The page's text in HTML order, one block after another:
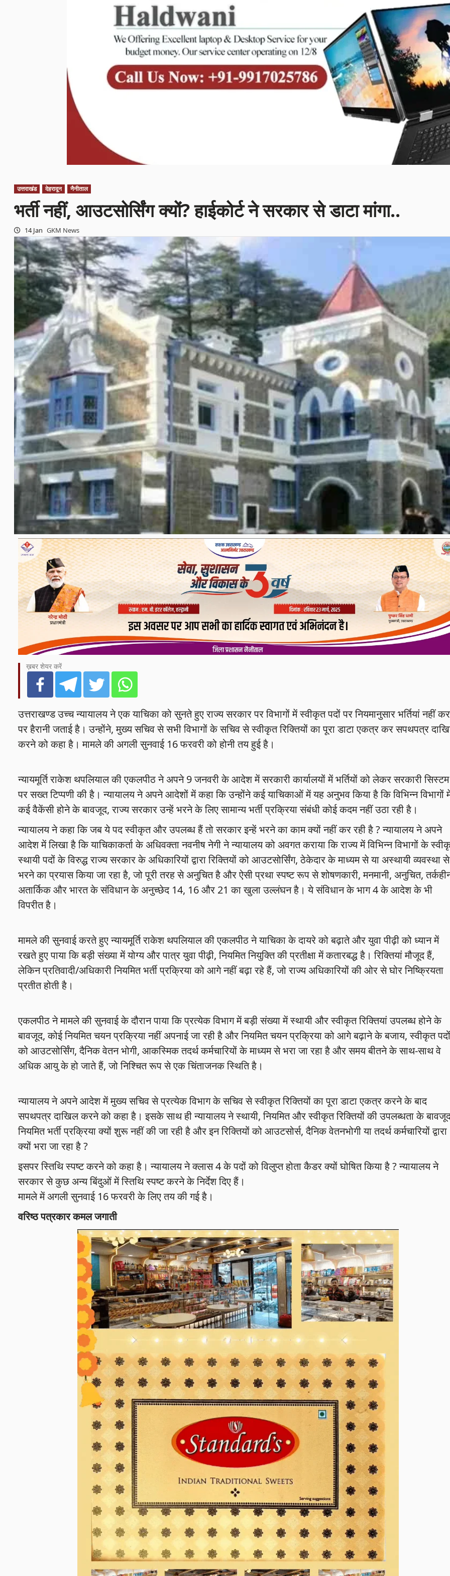
उत्तराखंड देहरादून नैनीताल
भर्ती नहीं, आउटसोर्सिंग क्यों? हाईकोर्ट ने सरकार से डाटा मांगा..
14 Jan GKM News
ख़बर शेयर करें
उत्तराखण्ड उच्च न्यायालय ने एक याचिका को सुनते हुए राज्य सरकार पर विभागों में स्वीकृत पदों पर नियमानुसार भर्तियां नहीं
पर हैरानी जताई है। उन्होंने, मुख्य सचिव से सभी विभागों के सचिव से स्वीकृत रिक्तियों का पूरा डाटा एकत्र कर सपथपत्र
करने को कहा है। मामले की अगली सुनवाई 16 फरवरी को होनी तय हुई है।
न्यायमूर्ति राकेश थपलियाल की एकलपीठ ने अपने 9 जनवरी के आदेश में सरकारी कार्यालयों में भर्तियों को लेकर सरकारी सिस्टम
पर सख्त टिप्पणी की है। न्यायालय ने अपने आदेशों में कहा कि उन्होंने कई याचिकाओं में यह अनुभव किया है कि विभिन्न विभागों
कई वैकेंसी होने के बावजूद, राज्य सरकार उन्हें भरने के लिए सामान्य भर्ती प्रक्रिया संबंधी कोई कदम नहीं उठा रही है।
न्यायालय ने कहा कि जब ये पद स्वीकृत और उपलब्ध हैं तो सरकार इन्हें भरने का काम क्यों नहीं कर रही है ? न्यायालय ने अपने
आदेश में लिखा है कि याचिकाकर्ता के अधिवक्ता नवनीष नेगी ने न्यायालय को अवगत कराया कि राज्य में विभिन्न विभागों के
स्थायी पदों के विरुद्ध राज्य सरकार के अधिकारियों द्वारा रिक्तियों को आउटसोर्सिंग, ठेकेदार के माध्यम से या अस्थायी व्यवस्था से
भरने का प्रयास किया जा रहा है, जो पूरी तरह से अनुचित है और ऐसी प्रथा स्पष्ट रूप से शोषणकारी, मनमानी, अनुचित,
अतार्किक और भारत के संविधान के अनुच्छेद 14, 16 और 21 का खुला उल्लंघन है। ये संविधान के भाग 4 के आदेश के भी
विपरीत है।
मामले की सुनवाई करते हुए न्यायमूर्ति राकेश थपलियाल की एकलपीठ ने याचिका के दायरे को बढ़ाते और युवा पीढ़ी को ध्यान में
रखते हुए पाया कि बड़ी संख्या में योग्य और पात्र युवा पीढ़ी, नियमित नियुक्ति की प्रतीक्षा में कतारबद्ध है। रिक्तियां मौजूद हैं,
लेकिन प्रतिवादी/अधिकारी नियमित भर्ती प्रक्रिया को आगे नहीं बढ़ा रहे हैं, जो राज्य अधिकारियों की ओर से घोर निष्क्रियता
प्रतीत होती है।
एकलपीठ ने मामले की सुनवाई के दौरान पाया कि प्रत्येक विभाग में बड़ी संख्या में स्थायी और स्वीकृत रिक्तियां उपलब्ध होने के
बावजूद, कोई नियमित चयन प्रक्रिया नहीं अपनाई जा रही है और नियमित चयन प्रक्रिया को आगे बढ़ाने के बजाय, स्वीकृत पदों
को आउटसोर्सिंग, दैनिक वेतन भोगी, आकस्मिक तदर्थ कर्मचारियों के माध्यम से भरा जा रहा है और समय बीतने के साथ-साथ वे
अधिक आयु के हो जाते हैं, जो निश्चित रूप से एक चिंताजनक स्थिति है।
न्यायालय ने अपने आदेश में मुख्य सचिव से प्रत्येक विभाग के सचिव से स्वीकृत रिक्तियों का पूरा डाटा एकत्र करने के बाद
सपथपत्र दाखिल करने को कहा है। इसके साथ ही न्यायालय ने स्थायी, नियमित और स्वीकृत रिक्तियों की उपलब्धता के
नियमित भर्ती प्रक्रिया क्यों शुरू नहीं की जा रही है और इन रिक्तियों को आउटसोर्स, दैनिक वेतनभोगी या तदर्थ कर्मचारियों द्वारा
क्यों भरा जा रहा है ?
इसपर स्तिथि स्पष्ट करने को कहा है। न्यायालय ने क्लास 4 के पदों को विलुप्त होता कैडर क्यों घोषित किया है ? न्यायालय ने
सरकार से कुछ अन्य बिंदुओं में स्तिथि स्पष्ट करने के निर्देश दिए हैं।
मामले में अगली सुनवाई 16 फरवरी के लिए तय की गई है।
वरिष्ठ पत्रकार कमल जगाती